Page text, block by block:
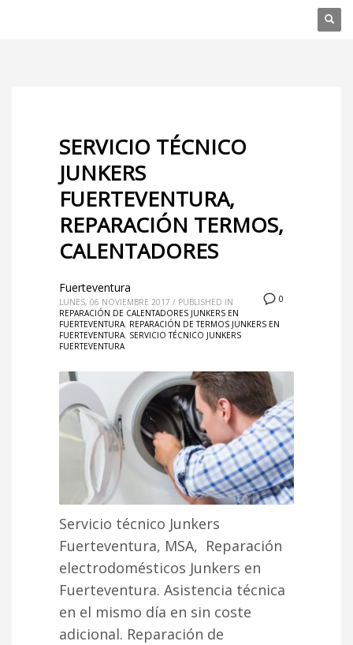
SERVICIO TÉCNICO
JUNKERS
FUERTEVENTURA,
REPARACIÓN TERMOS,
CALENTADORES
0
Fuerteventura
LUNES, 06 NOVIEMBRE 2017 / PUBLISHED IN
REPARACIÓN DE CALENTADORES JUNKERS EN
FUERTEVENTURA, REPARACIÓN DE TERMOS JUNKERS EN
FUERTEVENTURA, SERVICIO TÉCNICO JUNKERS
FUERTEVENTURA
Servicio técnico Junkers
Fuerteventura, MSA, Reparación
electrodomésticos Junkers en
Fuerteventura. Asistencia técnica
en el mismo día en sin coste
adicional. Reparación de